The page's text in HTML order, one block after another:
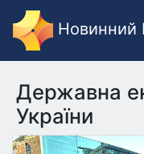
Новинний
Державна
України